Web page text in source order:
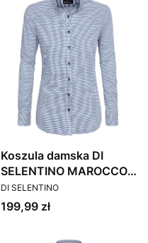
Koszula damska DI
SELENTINO MAROCCO /
SLIM
PRODUCENT
DI SELENTINO
Cena
199,99 zł